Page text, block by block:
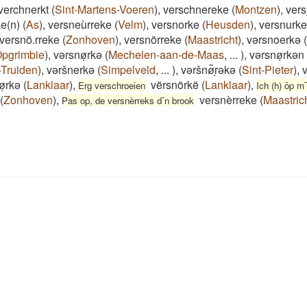
(Sint-Martens-Voeren), verschnereke (Montzen),
(As), versneùrreke (Velm), versnorke (Heusden),
versnö.rreke (Zonhoven), versnörreke (Maastricht), vərsnoerkə (
), vərsnøͅrkə (Mechelen-aan-de-Maas, ... ), vərsnøͅrkən
), vəršnerkə (Simpelveld, ... ), vəršnø͂ͅrəkə (Sint-Pieter),
(Lanklaar), Erg verschroeien vërsnörkë (Lanklaar), Ich (h) öp
Zonhoven), Pas op, de versnèrreks d¯n brook versnèrreke (